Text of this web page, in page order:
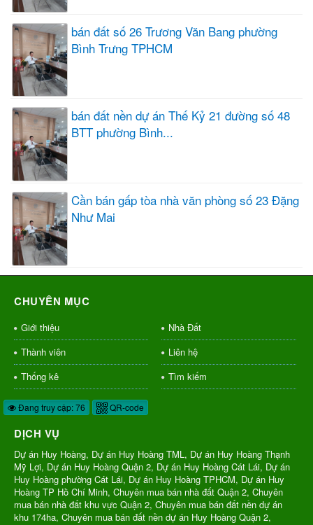
bán đất số 26 Trương Văn Bang phường
Bình Trưng TPHCM
bán đất nền dự án Thế Kỷ 21 đường số 48
BTT phường Bình...
Cần bán gấp tòa nhà văn phòng số 23 Đặng
Như Mai
CHUYÊN MỤC
Giới thiệu
Nhà Đất
Thành viên
Liên hệ
Thống kê
Tìm kiếm
Đang truy cập: 76 QR-code
DỊCH VỤ
Dự án Huy Hoàng, Dự án Huy Hoàng TML, Dự án Huy Hoàng Thạnh
Mỹ Lợi, Dự án Huy Hoàng Quận 2, Dự án Huy Hoàng Cát Lái, Dự án
Huy Hoàng phường Cát Lái, Dự án Huy Hoàng TPHCM, Dự án Huy
Hoàng TP Hồ Chí Minh, Chuyên mua bán nhà đất Quận 2, Chuyên
mua bán nhà đất khu vực Quận 2, Chuyên mua bán đất nền dự án
khu 174ha, Chuyên mua bán đất nền dự án Huy Hoàng Quận 2,